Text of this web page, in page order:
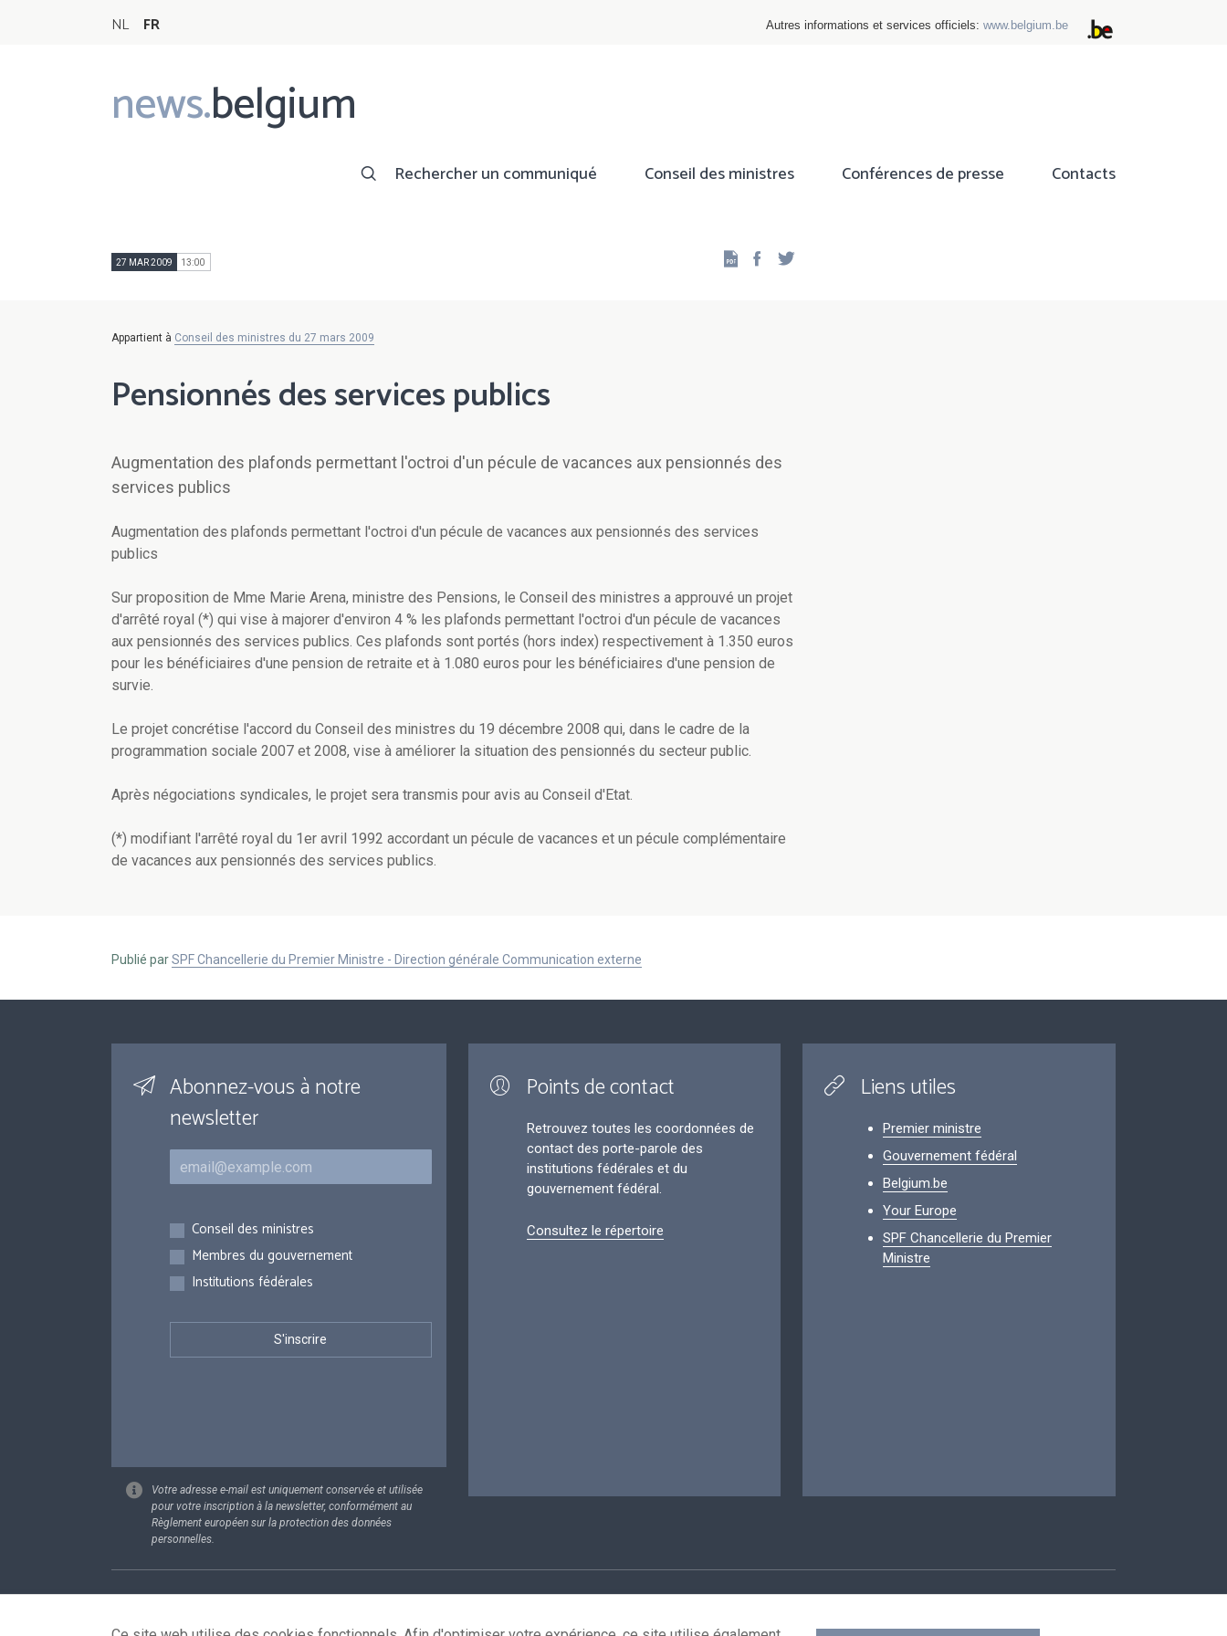
NL FR Autres informations et services officiels: www.belgium.be
news.belgium
Main
navigation
Rechercher un communiqué Conseil des ministres Conférences de presse Contacts
27 MAR 2009 13:00 Facebook
Appartient à Conseil des ministres du 27 mars 2009
Pensionnés des services publics
Augmentation des plafonds permettant l'octroi d'un pécule de vacances aux pensionnés des
services publics
Augmentation des plafonds permettant l'octroi d'un pécule de vacances aux pensionnés des services
publics
Sur proposition de Mme Marie Arena, ministre des Pensions, le Conseil des ministres a approuvé un projet
d'arrêté royal (*) qui vise à majorer d'environ 4 % les plafonds permettant l'octroi d'un pécule de vacances
aux pensionnés des services publics. Ces plafonds sont portés (hors index) respectivement à 1.350 euros
pour les bénéficiaires d'une pension de retraite et à 1.080 euros pour les bénéficiaires d'une pension de
survie.
Le projet concrétise l'accord du Conseil des ministres du 19 décembre 2008 qui, dans le cadre de la
programmation sociale 2007 et 2008, vise à améliorer la situation des pensionnés du secteur public.
Après négociations syndicales, le projet sera transmis pour avis au Conseil d'Etat.
(*) modifiant l'arrêté royal du 1er avril 1992 accordant un pécule de vacances et un pécule complémentaire
de vacances aux pensionnés des services publics.
Publié parSPF Chancellerie du Premier Ministre - Direction générale Communication externe
Abonnez-vous à notre
newsletter
Courriel
Inscriptions
Conseil des ministres
Membres du gouvernement
Institutions fédérales
Votre adresse e-mail est uniquement conservée et utilisée
pour votre inscription à la newsletter, conformément au
Règlement européen sur la protection des données
personnelles.
Points de contact
Retrouvez toutes les coordonnées de
contact des porte-parole des
institutions fédérales et du
gouvernement fédéral.
Consultez le répertoire
Liens utiles
Premier ministre
Gouvernement fédéral
Belgium.be
Your Europe
SPF Chancellerie du Premier
Ministre